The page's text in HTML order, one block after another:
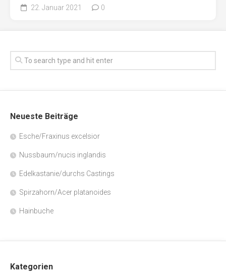
22. Januar 2021 0
Neueste Beiträge
Esche/Fraxinus excelsior
Nussbaum/nucis inglandis
Edelkastanie/durchs Castings
Spirzahorn/Acer platanoides
Hainbuche
Kategorien